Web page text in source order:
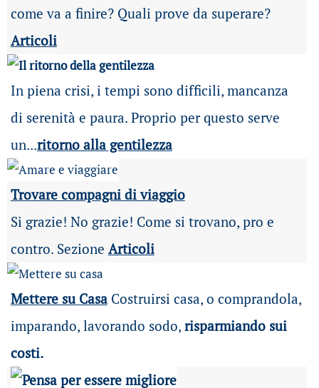
come va a finire? Quali prove da superare?
Articoli
In piena crisi, i tempi sono difficili, mancanza
di serenità e paura. Proprio per questo serve
un...ritorno alla gentilezza
Trovare compagni di viaggio
Si grazie! No grazie! Come si trovano, pro e
contro. Sezione Articoli
Mettere su Casa Costruirsi casa, o comprandola,
imparando, lavorando sodo, risparmiando sui
costi.